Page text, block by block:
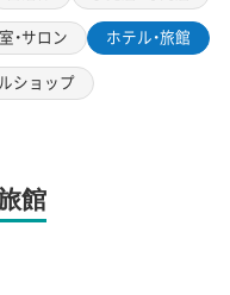
・サロン ホテル・旅館
ショップ
館